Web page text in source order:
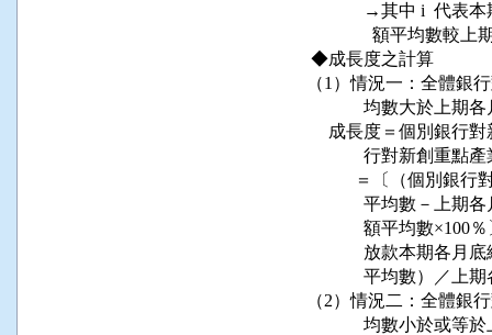
→其中 i
額平均數
        ◆成長度之計算
（1）情況一：全體
均數大於
成長度＝個別銀
行對新創
＝〔（個
平均數－
額平均數
放款本期
平均數）
（2）情況二：全體
均數小於